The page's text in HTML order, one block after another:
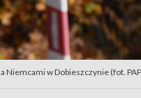
Niemcami w Dobieszczynie (fot.